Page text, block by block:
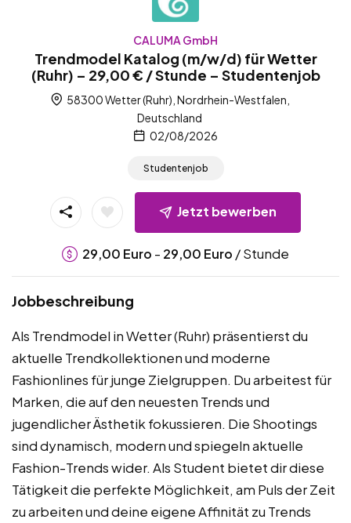
CALUMA GmbH
Trendmodel Katalog (m/w/d) für Wetter
(Ruhr) – 29,00 € / Stunde – Studentenjob
58300 Wetter (Ruhr), Nordrhein-Westfalen,
Deutschland
02/08/2026
Studentenjob
Jetzt bewerben
29,00 Euro - 29,00 Euro / Stunde
Jobbeschreibung
Als Trendmodel in Wetter (Ruhr) präsentierst du
aktuelle Trendkollektionen und moderne
Fashionlines für junge Zielgruppen. Du arbeitest für
Marken, die auf den neuesten Trends und
jugendlicher Ästhetik fokussieren. Die Shootings
sind dynamisch, modern und spiegeln aktuelle
Fashion-Trends wider. Als Student bietet dir diese
Tätigkeit die perfekte Möglichkeit, am Puls der Zeit
zu arbeiten und deine eigene Affinität zu Trends